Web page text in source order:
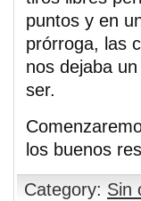
puntos y en
prórroga, las
nos dejaba
ser.
los buenos
Category: Sin